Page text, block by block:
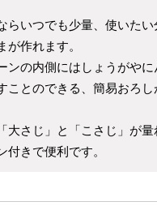
らいつでも少量、使いたい
が作れます。
ンの内側にはしょうがやに
ことのできる、簡易おろし
大さじ」と「こさじ」が
付きで便利です。